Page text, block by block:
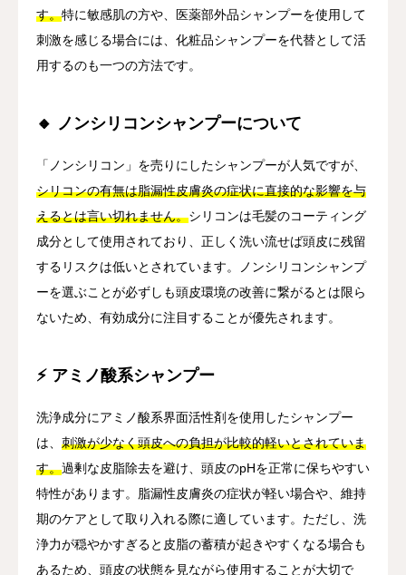
す。特に敏感肌の方や、医薬部外品シャンプーを使用して
刺激を感じる場合には、化粧品シャンプーを代替として活
用するのも一つの方法です。
🔸 ノンシリコンシャンプーについて
「ノンシリコン」を売りにしたシャンプーが人気ですが、
シリコンの有無は脂漏性皮膚炎の症状に直接的な影響を与
えるとは言い切れません。シリコンは毛髪のコーティング
成分として使用されており、正しく洗い流せば頭皮に残留
するリスクは低いとされています。ノンシリコンシャンプ
ーを選ぶことが必ずしも頭皮環境の改善に繋がるとは限ら
ないため、有効成分に注目することが優先されます。
⚡ アミノ酸系シャンプー
洗浄成分にアミノ酸系界面活性剤を使用したシャンプー
は、 刺激が少なく頭皮への負担が比較的軽いとされていま
す。過剰な皮脂除去を避け、頭皮のpHを正常に保ちやすい
特性があります。脂漏性皮膚炎の症状が軽い場合や、維持
期のケアとして取り入れる際に適しています。ただし、洗
浄力が穏やかすぎると皮脂の蓄積が起きやすくなる場合も
あるため、頭皮の状態を見ながら使用することが大切で